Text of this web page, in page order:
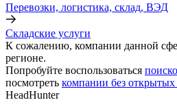
Перевозки, логистика, склад, ВЭД
Складские услуги
К сожалению, компании данной
регионе.
Попробуйте воспользоваться
посмотреть компании без открытых
HeadHunter